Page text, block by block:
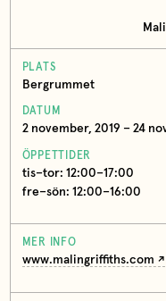
PLATS
Bergrummet
DATUM
2 november, 2019 – 24
ÖPPETTIDER
tis–tor: 12:00–17:00
fre–sön: 12:00–16:00
MER INFO
www.malingriffiths.com